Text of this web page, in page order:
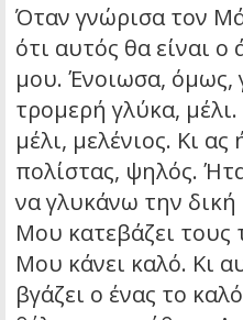
Όταν γνώρισα τον
ότι αυτός θα είναι
μου. Ένοιωσα, όμως,
τρομερή γλύκα,
μέλι, μελένιος. Κι
πολίστας, ψηλός.
να γλυκάνω την
Μου κατεβάζει τους
Μου κάνει καλό. Κι
βγάζει ο ένας το